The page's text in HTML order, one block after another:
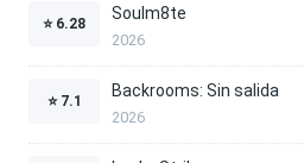
⭐ 6.28
Soulm8te
2026
⭐ 7.1
Backrooms: Sin salida
2026